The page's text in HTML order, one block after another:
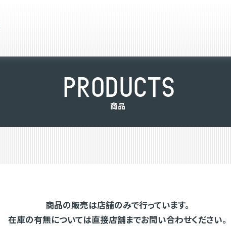
PRODUCTS
商品
商品の販売は店舗のみで行っています。
在庫の有無については直接店舗までお問い合わせください。